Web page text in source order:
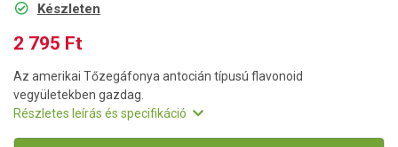
Készleten
2 795 Ft
Az amerikai Tőzegáfonya antocián típusú flavonoid
vegyületekben gazdag.
Részletes leírás és specifikáció